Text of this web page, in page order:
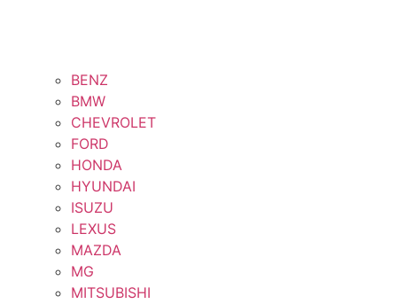
BENZ
BMW
CHEVROLET
FORD
HONDA
HYUNDAI
ISUZU
LEXUS
MAZDA
MG
MITSUBISHI